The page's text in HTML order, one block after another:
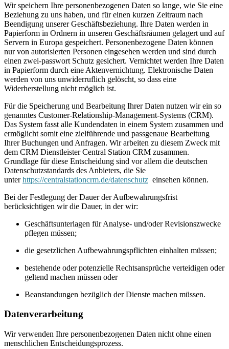
Wir speichern Ihre personenbezogenen Daten so lange, wie Sie eine
Beziehung zu uns haben, und für einen kurzen Zeitraum nach
Beendigung unserer Geschäftsbeziehung. Ihre Daten werden in
Papierform in Ordnern in unseren Geschäftsräumen gelagert und auf
Servern in Europa gespeichert. Personenbezogene Daten können
nur von autorisierten Personen eingesehen werden und sind durch
einen zwei-passwort Schutz gesichert. Vernichtet werden Ihre Daten
in Papierform durch eine Aktenvernichtung. Elektronische Daten
werden von uns unwiderruflich gelöscht, so dass eine
Widerherstellung nicht möglich ist.
Für die Speicherung und Bearbeitung Ihrer Daten nutzen wir ein so
genanntes Customer-Relationship-Management-Systems (CRM).
Das System fasst alle Kundendaten in einem System zusammen und
ermöglicht somit eine zielführende und passgenaue Bearbeitung
Ihrer Buchungen und Anfragen. Wir arbeiten zu diesem Zweck mit
dem CRM Dienstleister Central Station CRM zusammen.
Grundlage für diese Entscheidung sind vor allem die deutschen
Datenschutzstandards des Anbieters, die Sie
unterhttps://centralstationcrm.de/datenschutz einsehen können.
Bei der Festlegung der Dauer der Aufbewahrungsfrist
berücksichtigen wir die Dauer, in der wir:
Geschäftsunterlagen für Analyse- und/oder Revisionszwecke
pflegen müssen;
die gesetzlichen Aufbewahrungspflichten einhalten müssen;
bestehende oder potenzielle Rechtsansprüche verteidigen oder
geltend machen müssen oder
Beanstandungen bezüglich der Dienste machen müssen.
Datenverarbeitung
Wir verwenden Ihre personenbezogenen Daten nicht ohne einen
menschlichen Entscheidungsprozess.